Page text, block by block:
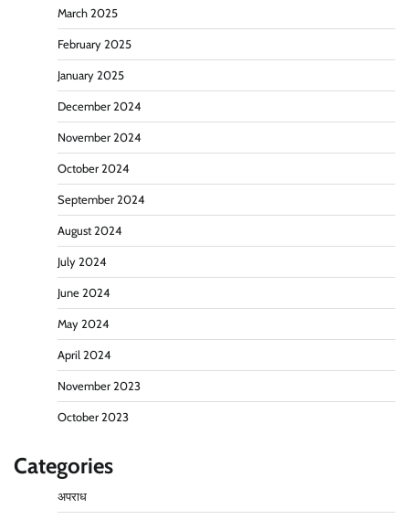
March 2025
February 2025
January 2025
December 2024
November 2024
October 2024
September 2024
August 2024
July 2024
June 2024
May 2024
April 2024
November 2023
October 2023
Categories
अपराध